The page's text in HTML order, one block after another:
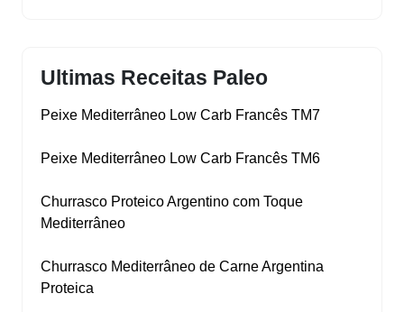
Ultimas Receitas Paleo
Peixe Mediterrâneo Low Carb Francês TM7
Peixe Mediterrâneo Low Carb Francês TM6
Churrasco Proteico Argentino com Toque
Mediterrâneo
Churrasco Mediterrâneo de Carne Argentina
Proteica